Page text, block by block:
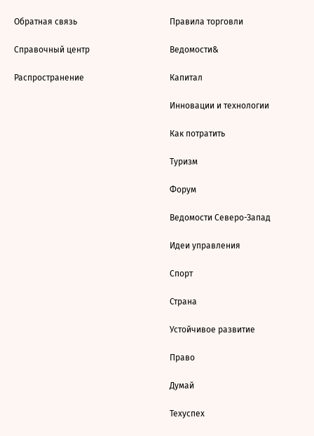
Обратная связь
Справочный центр
Распространение
Правила торговли
Ведомости&
Капитал
Инновации и технологии
Как потратить
Туризм
Форум
Ведомости Северо-Запад
Идеи управления
Спорт
Страна
Устойчивое развитие
Право
Думай
Техуспех